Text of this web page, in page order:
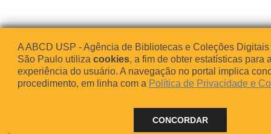
A ABCD USP - Agência de Bibliotecas e Coleções
São Paulo utiliza cookies, a fim de obter estatísticas para
experiência do usuário. A navegação no portal implica
procedimento, em linha com a Política de Privacidade e
CONCORDAR